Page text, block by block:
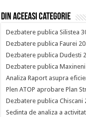
Din aceeasi categorie
Dezbatere publica Silistea
Dezbatere publica Faurei
Dezbatere publica Dudesti
Dezbatere publica
Analiza Raport asupra
Plen ATOP aprobare Plan
Dezbatere publica Chiscani
Sedinta de analiza a